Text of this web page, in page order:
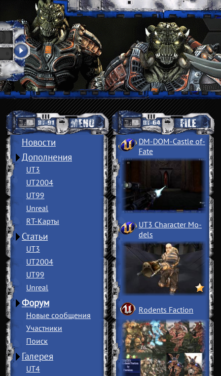
Новости
Дополнения
UT3
UT2004
UT99
Unreal
RT-Карты
Статьи
UT3
UT2004
UT99
Unreal
Форум
Новые сообщения
Участники
Поиск
Галерея
UT4
DM-DOM-Castle of­
Fate
UT3 Character Mo­
dels
Rodents Faction